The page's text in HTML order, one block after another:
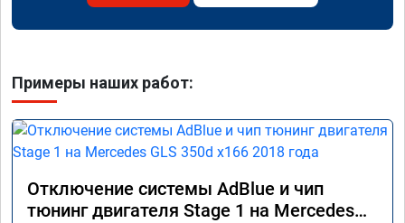
Примеры наших работ:
Отключение системы AdBlue и чип
тюнинг двигателя Stage 1 на Mercedes